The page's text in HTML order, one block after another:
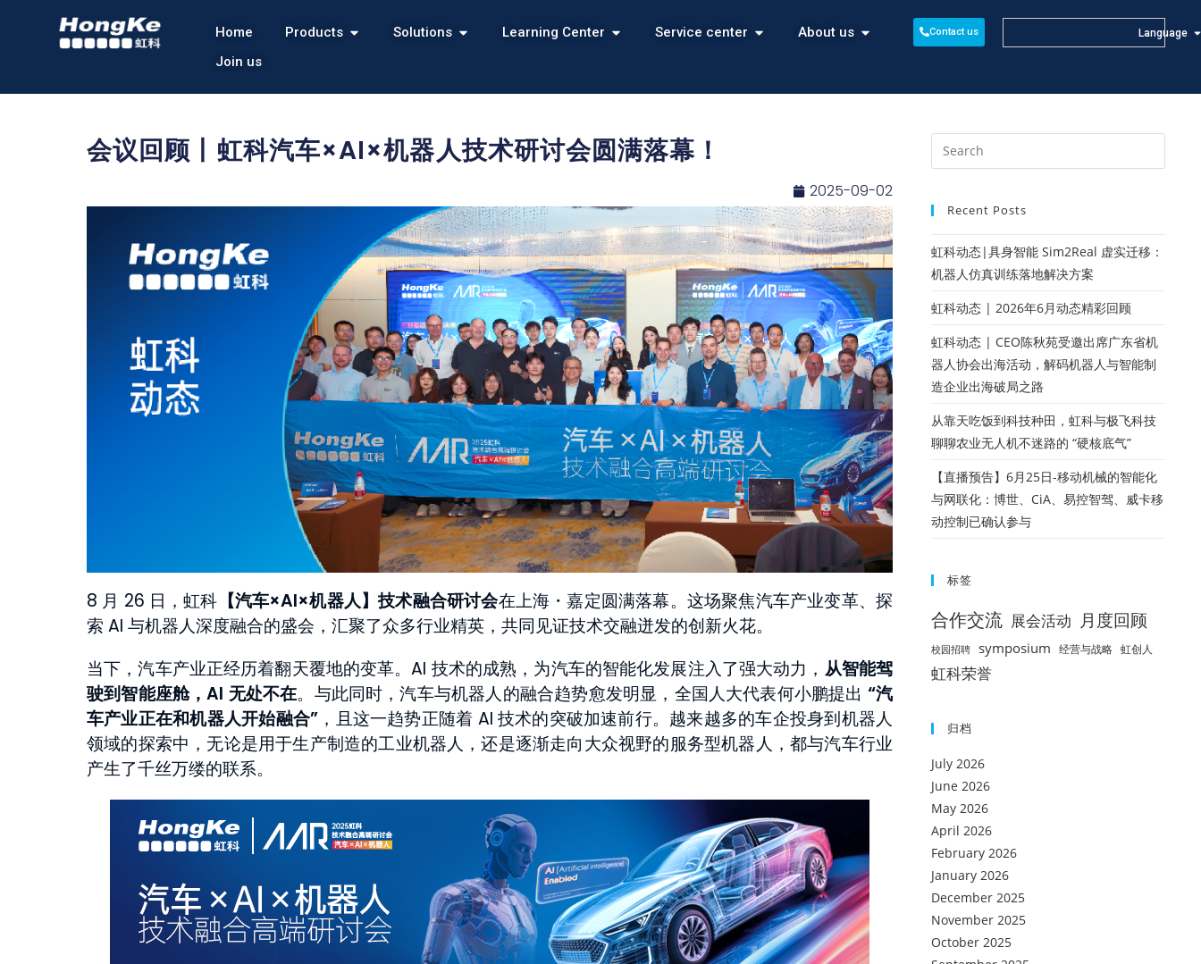
Home Products Solutions Learning Center Service center
About us
Join us
Contact us Language
会议回顾丨虹科汽车×AI×机器人技术研讨会圆满落幕！
2025-09-02
8 月 26 日，虹科 【汽车×AI×机器人】技术融合研讨会在上海・嘉定圆满落幕。这场聚焦汽车产业变革、探
索 AI 与机器人深度融合的盛会，汇聚了众多行业精英，共同见证技术交融迸发的创新火花。
当下，汽车产业正经历着翻天覆地的变革。AI 技术的成熟，为汽车的智能化发展注入了强大动力， 从智能驾
驶到智能座舱，AI 无处不在。与此同时，汽车与机器人的融合趋势愈发明显，全国人大代表何小鹏提出 “汽
车产业正在和机器人开始融合” ，且这一趋势正随着 AI 技术的突破加速前行。越来越多的车企投身到机器人
领域的探索中，无论是用于生产制造的工业机器人，还是逐渐走向大众视野的服务型机器人，都与汽车行业
产生了千丝万缕的联系。
Recent Posts
虹科动态|具身智能 Sim2Real 虚实迁移：
机器人仿真训练落地解决方案
虹科动态 | 2026年6月动态精彩回顾
虹科动态 | CEO陈秋苑受邀出席广东省机
器人协会出海活动，解码机器人与智能制
造企业出海破局之路
从靠天吃饭到科技种田，虹科与极飞科技
聊聊农业无人机不迷路的 “硬核底气”
【直播预告】6月25日-移动机械的智能化
与网联化：博世、CiA、易控智驾、威卡移
动控制已确认参与
标签
合作交流 展会活动 月度回顾
校园招聘 symposium 经营与战略 虹创人
虹科荣誉
归档
July 2026
June 2026
May 2026
April 2026
February 2026
January 2026
December 2025
November 2025
October 2025